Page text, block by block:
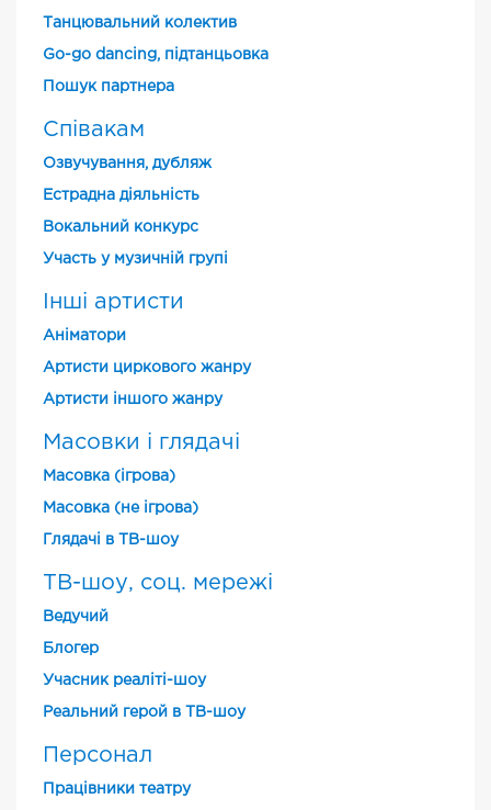
Танцювальний колектив
Go-go dancing, підтанцьовка
Пошук партнера
Співакам
Озвучування, дубляж
Естрадна діяльність
Вокальний конкурс
Участь у музичній групі
Інші артисти
Аніматори
Артисти циркового жанру
Артисти іншого жанру
Масовки і глядачі
Масовка (ігрова)
Масовка (не ігрова)
Глядачі в ТВ-шоу
ТВ-шоу, соц. мережі
Ведучий
Блогер
Учасник реаліті-шоу
Реальний герой в ТВ-шоу
Персонал
Працівники театру